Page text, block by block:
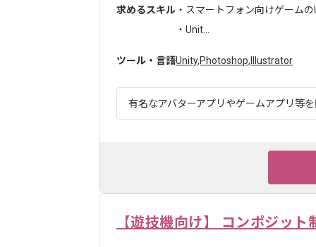
求めるスキル ・スマートフォン向けゲーム
・Unit...
ツール・言語Unity,Photoshop, Illustrator
有名なアバターアプリやゲームアプリ等
【遊技機向け】 コンポジット